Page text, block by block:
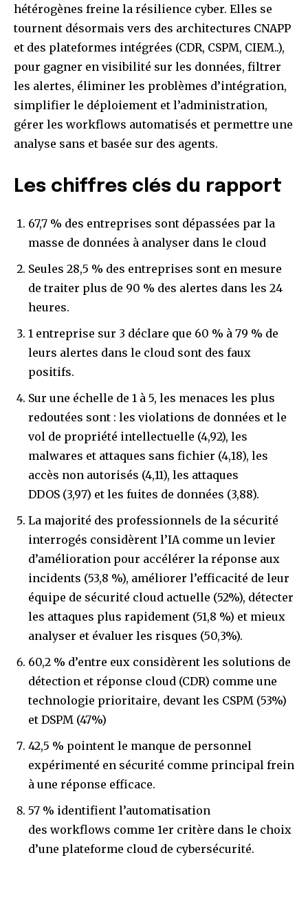
hétérogènes freine la résilience cyber. Elles se
tournent désormais vers des architectures CNAPP
et des plateformes intégrées (CDR, CSPM, CIEM..),
pour gagner en visibilité sur les données, filtrer
les alertes, éliminer les problèmes d’intégration,
simplifier le déploiement et l’administration,
gérer les workflows automatisés et permettre une
analyse sans et basée sur des agents.
Les chiffres clés du rapport
67,7 % des entreprises sont dépassées par la
masse de données à analyser dans le cloud
Seules 28,5 % des entreprises sont en mesure
de traiter plus de 90 % des alertes dans les 24
heures.
1 entreprise sur 3 déclare que 60 % à 79 % de
leurs alertes dans le cloud sont des faux
positifs.
Sur une échelle de 1 à 5, les menaces les plus
redoutées sont : les violations de données et le
vol de propriété intellectuelle (4,92), les
malwares et attaques sans fichier (4,18), les
accès non autorisés (4,11), les attaques
DDOS (3,97) et les fuites de données (3,88).
La majorité des professionnels de la sécurité
interrogés considèrent l’IA comme un levier
d’amélioration pour accélérer la réponse aux
incidents (53,8 %), améliorer l’efficacité de leur
équipe de sécurité cloud actuelle (52%), détecter
les attaques plus rapidement (51,8 %) et mieux
analyser et évaluer les risques (50,3%).
60,2 % d’entre eux considèrent les solutions de
détection et réponse cloud (CDR) comme une
technologie prioritaire, devant les CSPM (53%)
et DSPM (47%)
42,5 % pointent le manque de personnel
expérimenté en sécurité comme principal frein
à une réponse efficace.
57 % identifient l’automatisation
des workflows comme 1er critère dans le choix
d’une plateforme cloud de cybersécurité.